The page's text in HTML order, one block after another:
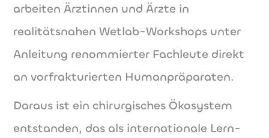
arbeiten Ärztinnen und Ärzte in
realitätsnahen Wetlab-Workshops unter
Anleitung renommierter Fachleute direkt
an vorfrakturierten Humanpräparaten.
Daraus ist ein chirurgisches Ökosystem
entstanden, das als internationale Lern-